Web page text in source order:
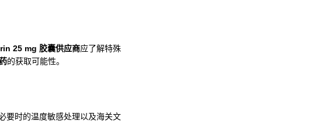
25 mg 胶囊供应商应了解特殊
的获取可能性。
要时的温度敏感处理以及海关文